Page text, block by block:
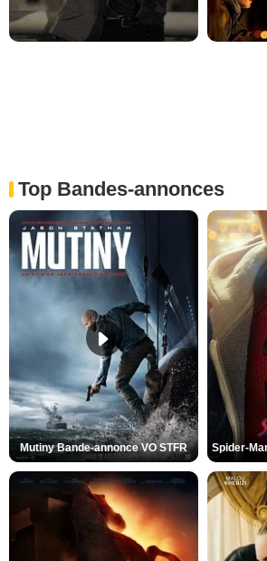
Top Bandes-annonces
Mutiny Bande-annonce VO STFR